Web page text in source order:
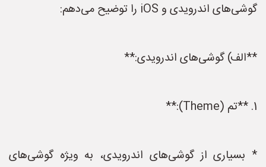
گوشی‌های اندرویدی و iOS را توضیح می‌دهم:
**الف) گوشی‌های اندرویدی:**
1. **تم (Theme):**
* بسیاری از گوشی‌های اندرویدی، به ویژه گوشی‌های